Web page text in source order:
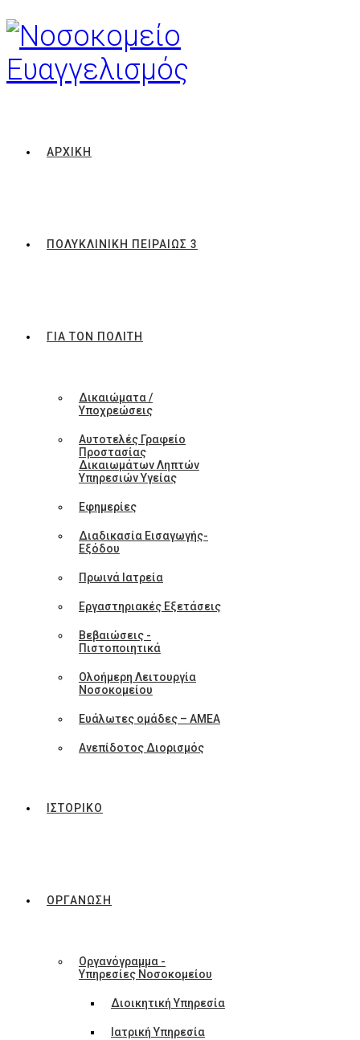
ΑΡΧΙΚΗ
ΠΟΛΥΚΛΙΝΙΚΗ ΠΕΙΡΑΙΩΣ 3
ΓΙΑ ΤΟΝ ΠΟΛΙΤΗ
Δικαιώματα /
Υποχρεώσεις
Αυτοτελές Γραφείο
Προστασίας
Δικαιωμάτων Ληπτών
Υπηρεσιών Υγείας
Εφημερίες
Διαδικασία Εισαγωγής-
Εξόδου
Πρωινά Ιατρεία
Εργαστηριακές Εξετάσεις
Βεβαιώσεις -
Πιστοποιητικά
Ολοήμερη Λειτουργία
Νοσοκομείου
Ευάλωτες ομάδες – ΑΜΕΑ
Ανεπίδοτος Διορισμός
ΙΣΤΟΡΙΚΟ
ΟΡΓΑΝΩΣΗ
Οργανόγραμμα -
Υπηρεσίες Νοσοκομείου
Διοικητική Υπηρεσία
Ιατρική Υπηρεσία